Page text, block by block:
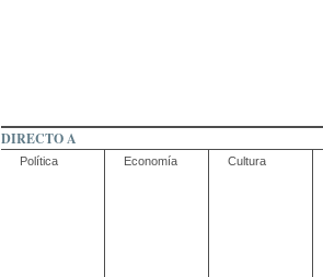
DIRECTO A
Política Economía Cultura